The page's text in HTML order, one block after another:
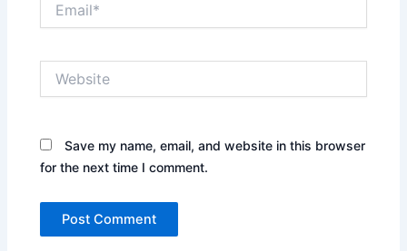
Save my name, email, and website in this browser
for the next time I comment.